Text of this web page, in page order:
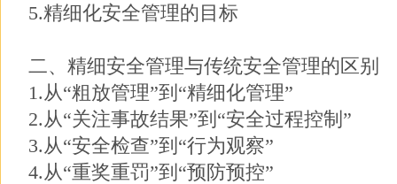
5.精细化安全管理的目标
二、精细安全管理与传统安全管理的区别
1.从“粗放管理”到“精细化管理”
2.从“关注事故结果”到“安全过程控制”
3.从“安全检查”到“行为观察”
4.从“重奖重罚”到“预防预控”